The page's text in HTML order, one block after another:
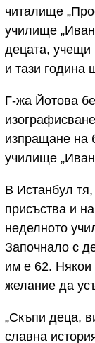
читалище
училище
децата, учещи
и тази година
Г-жа Йотова
изпращане на
училище
В Истанбул
присъства и
неделното
Започнало с
им е 62. Някои
желание да
„Скъпи деца,
славна